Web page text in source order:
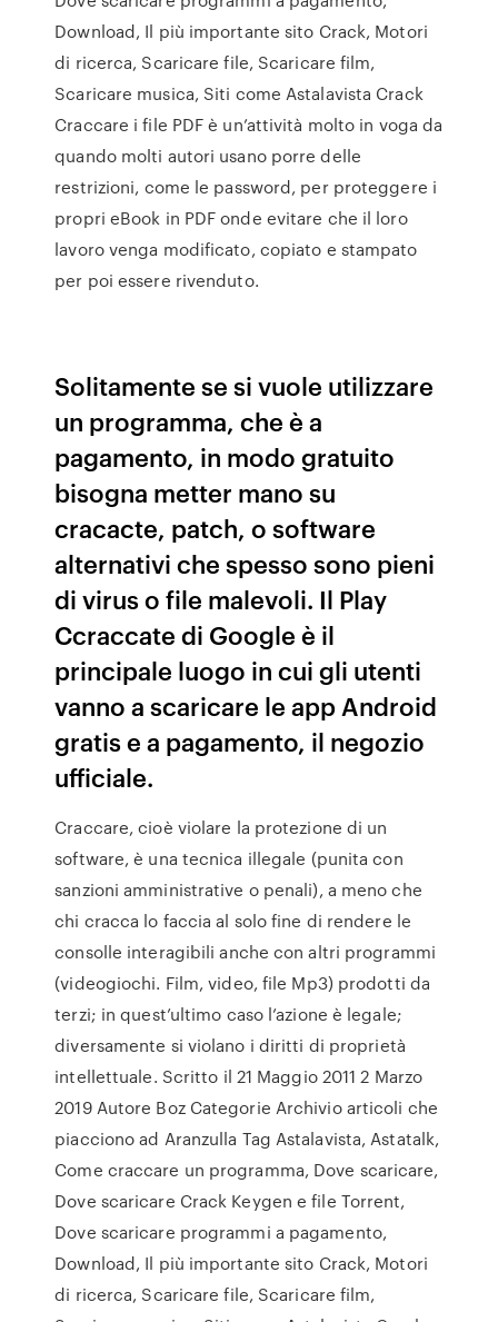
Download, Il più importante sito Crack, Motori
di ricerca, Scaricare file, Scaricare film,
Scaricare musica, Siti come Astalavista Crack
Craccare i file PDF è un’attività molto in voga da
quando molti autori usano porre delle
restrizioni, come le password, per proteggere i
propri eBook in PDF onde evitare che il loro
lavoro venga modificato, copiato e stampato
per poi essere rivenduto.
Solitamente se si vuole utilizzare
un programma, che è a
pagamento, in modo gratuito
bisogna metter mano su
cracacte, patch, o software
alternativi che spesso sono pieni
di virus o file malevoli. Il Play
Ccraccate di Google è il
principale luogo in cui gli utenti
vanno a scaricare le app Android
gratis e a pagamento, il negozio
ufficiale.
Craccare, cioè violare la protezione di un
software, è una tecnica illegale (punita con
sanzioni amministrative o penali), a meno che
chi cracca lo faccia al solo fine di rendere le
consolle interagibili anche con altri programmi
(videogiochi. Film, video, file Mp3) prodotti da
terzi; in quest’ultimo caso l’azione è legale;
diversamente si violano i diritti di proprietà
intellettuale. Scritto il 21 Maggio 2011 2 Marzo
2019 Autore Boz Categorie Archivio articoli che
piacciono ad Aranzulla Tag Astalavista, Astatalk,
Come craccare un programma, Dove scaricare,
Dove scaricare Crack Keygen e file Torrent,
Dove scaricare programmi a pagamento,
Download, Il più importante sito Crack, Motori
di ricerca, Scaricare file, Scaricare film,